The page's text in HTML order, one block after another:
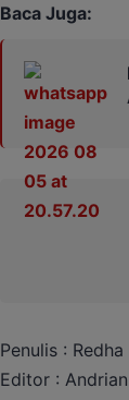
Baca Juga:
Penulis : Redha
Editor : Andrian